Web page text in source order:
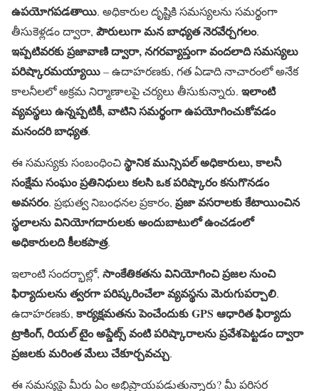
ఉపయోగపడతాయి. అధికారుల దృష్టికి సమస్యలను సమర్థంగా
తీసుకెళ్లడం ద్వారా, పౌరులుగా మన బాధ్యత నెరవేర్చగలం.
ఇప్పటివరకు ప్రజావాణి ద్వారా, నగరవ్యాప్తంగా వందలాది సమస్యలు
పరిష్కారమయ్యాయి– ఉదాహరణకు, గత ఏడాది నాచారంలో అనేక
కాలనీలలో అక్రమ నిర్మాణాలపై చర్యలు తీసుకున్నారు. ఇలాంటి
వ్యవస్థలు ఉన్నప్పటికీ, వాటిని సమర్థంగా ఉపయోగించుకోవడం
మనందరి బాధ్యత.
ఈ సమస్యకు సంబంధించిస్థానిక మున్సిపల్ అధికారులు, కాలనీ
సంక్షేమ సంఘం ప్రతినిధులు కలసి ఒక పరిష్కారం కనుగొనడం
అవసరం. ప్రభుత్వ నిబంధనల ప్రకారం, ప్రజా వసరాలకు కేటాయించిన
స్థలాలను వినియోగదారులకు అందుబాటులో ఉంచడంలో
అధికారులది కీలకపాత్ర.
ఇలాంటి సందర్భాల్లో, సాంకేతికతను వినియోగించి ప్రజల నుంచి
ఫిర్యాదులను త్వరగా పరిష్కరించేలా వ్యవస్థను మెరుగుపర్చాలి.
ఉదాహరణకు, కార్యక్షమతను పెంచేందుకు GPS ఆధారిత ఫిర్యాదు
ట్రాకింగ్, రియల్ టైం అప్డేట్స్ వంటి పరిష్కారాలను ప్రవేశపెట్టడం ద్వారా
ప్రజలకు మరింత మేలు చేకూర్చవచ్చు.
ఈ సమస్యపై మీరు ఏం అభిప్రాయపడుతున్నారు? మీ పరిసర